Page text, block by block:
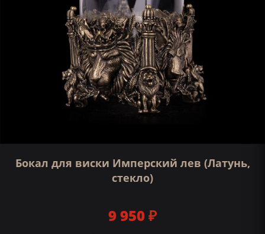
Бокал для виски Имперский лев (Латунь,
стекло)
9 950 ₽